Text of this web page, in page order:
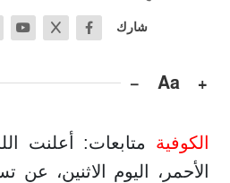
شارك
+
Aa
−
الكوفية متابعات: أعلنت